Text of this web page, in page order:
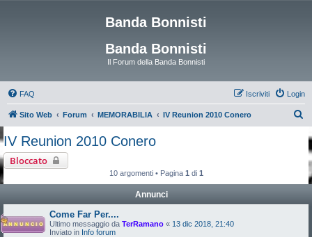
Banda Bonnisti
Banda Bonnisti
Il Forum della Banda Bonnisti
FAQ Login
Iscriviti
Sito Web Forum MEMORABILIA IV Reunion 2010 Conero
IV Reunion 2010 Conero
Bloccato
10 argomenti • Pagina 1 di 1
Annunci
Come Far Per....
Ultimo messaggio da TerRamano « 13 dic 2018, 21:40
Inviato in Info forum